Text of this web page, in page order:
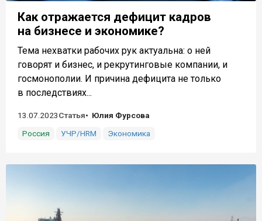
Как отражается дефицит кадров
на бизнесе и экономике?
Тема нехватки рабочих рук актуальна: о ней
говорят и бизнес, и рекрутинговые компании, и
госмонополии. И причина дефицита не только
в последствиях...
13.07.2023Статья
Юлия Фурсова
Россия
УЧР/HRM Экономика